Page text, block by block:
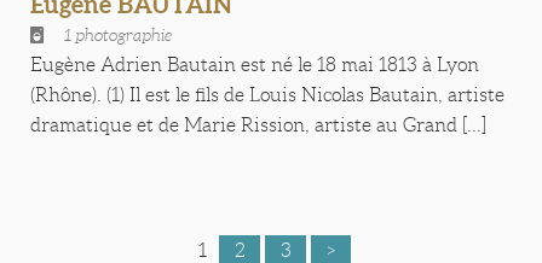
1 photographie
Eugène Adrien Bautain est né le 18 mai 1813 à Lyon
(Rhône). (1) Il est le fils de Louis Nicolas Bautain, artiste
dramatique et de Marie Rission, artiste au Grand [...]
1 2 3 >